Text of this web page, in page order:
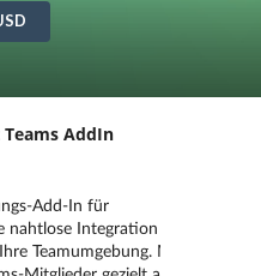
Teams AddIn